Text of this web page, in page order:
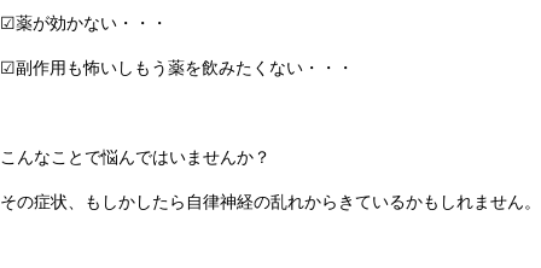
☑薬が効かない・・・
☑副作用も怖いしもう薬を飲みたくない・・・
こんなことで悩んではいませんか？
その症状、もしかしたら自律神経の乱れからきているかもしれません。